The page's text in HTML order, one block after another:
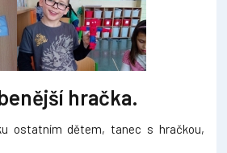
hračka.
ostatním dětem, tanec s hračkou,